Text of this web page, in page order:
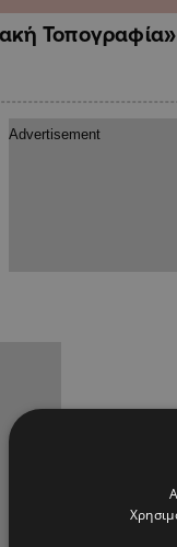
Τοπογραφία»